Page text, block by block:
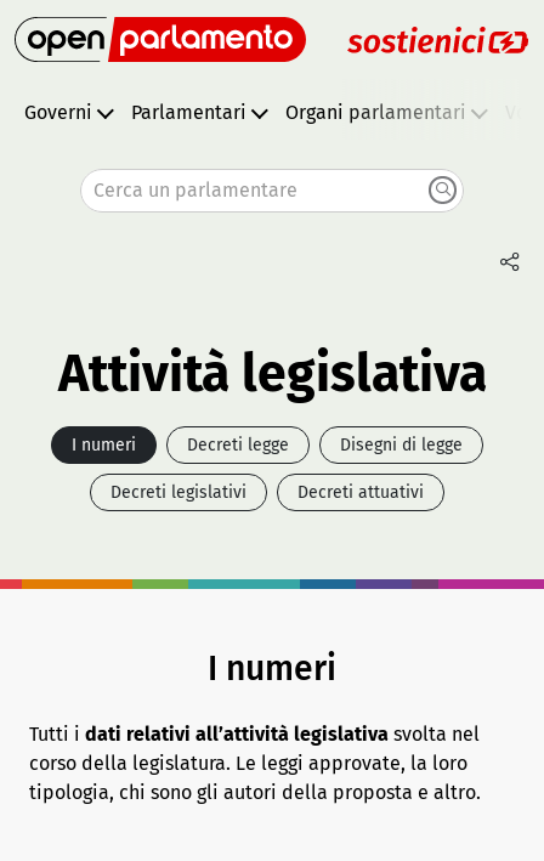
Governi Parlamentari Organi parlamentari
Cerca un parlamentare
Attività legislativa
I numeri Decreti legge Disegni di legge
Decreti legislativi Decreti attuativi
I numeri
Tutti i dati relativi all’attività legislativa svolta nel
corso della legislatura. Le leggi approvate, la loro
tipologia, chi sono gli autori della proposta e altro.